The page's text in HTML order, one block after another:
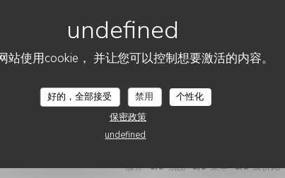
站使用cookie， 并让您可以控制想要激活的内容。
好的，全部接受 禁用
个性化
保密政策
undefined
服务 : 5/5 氛围
Je recommande particulièrement le mille feuille à la
服务:5/5 氛围:5/5 菜单:5/5 质价比: